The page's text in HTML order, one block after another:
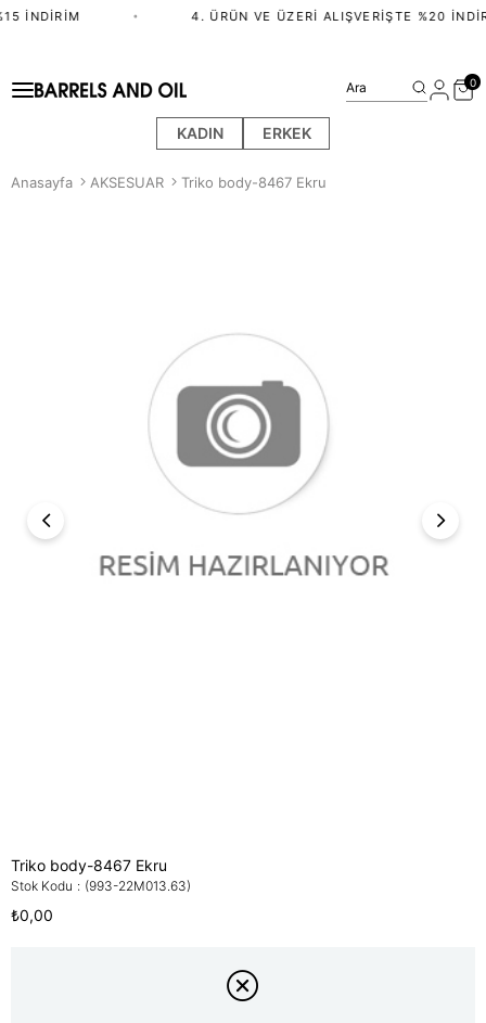
İNDIRIM 4. ÜRÜN VE ÜZERI ALIŞVERIŞTE %20
KADIN ERKEK
Ara 0
Anasayfa AKSESUAR Triko body-8467 Ekru
Triko body-8467 Ekru
Stok Kodu (993-22M013.63)
₺0,00